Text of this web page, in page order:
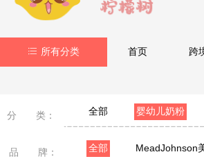
所有分类 首页 跨
分 类： 全部 婴幼儿奶粉
品 牌： 全部 MeadJohnson